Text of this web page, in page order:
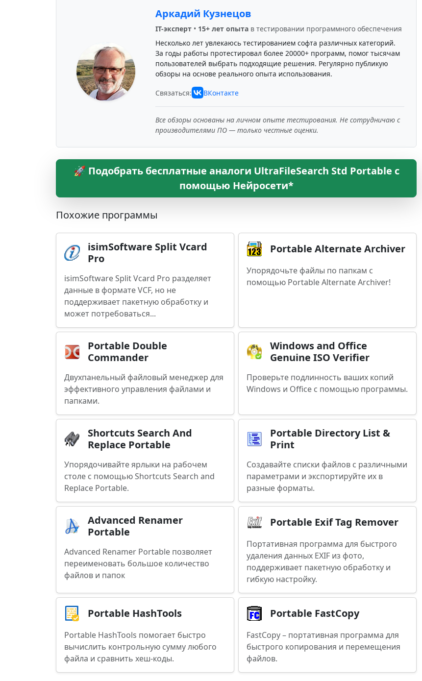
Аркадий Кузнецов
IT-эксперт• 15+ лет опытав тестировании программного обеспечения
Несколько лет увлекаюсь тестированием софта различных категорий.
За годы работы протестировал более 20000+ программ, помог тысячам
пользователей выбрать подходящие решения. Регулярно публикую
обзоры на основе реального опыта использования.
Связаться: ВКонтакте
Все обзоры основаны на личном опыте тестирования. Не сотрудничаю с
производителями ПО — только честные оценки.
🚀 Подобрать бесплатные аналоги UltraFileSearch Std Portable с
помощью Нейросети*
Похожие программы
isimSoftware Split Vcard
Pro
isimSoftware Split Vcard Pro разделяет
данные в формате VCF, но не
поддерживает пакетную обработку и
может потребоваться...
Portable Alternate Archiver
Упорядочьте файлы по папкам с
помощью Portable Alternate Archiver!
Portable Double
Commander
Двухпанельный файловый менеджер для
эффективного управления файлами и
папками.
Windows and Office
Genuine ISO Verifier
Проверьте подлинность ваших копий
Windows и Office с помощью программы.
Shortcuts Search And
Replace Portable
Упорядочивайте ярлыки на рабочем
столе с помощью Shortcuts Search and
Replace Portable.
Portable Directory List &
Print
Создавайте списки файлов с различными
параметрами и экспортируйте их в
разные форматы.
Advanced Renamer
Portable
Advanced Renamer Portable позволяет
переименовать большое количество
файлов и папок
Portable Exif Tag Remover
Портативная программа для быстрого
удаления данных EXIF из фото,
поддерживает пакетную обработку и
гибкую настройку.
Portable HashTools
Portable HashTools помогает быстро
вычислить контрольную сумму любого
файла и сравнить хеш-коды.
Portable FastCopy
FastCopy – портативная программа для
быстрого копирования и перемещения
файлов.